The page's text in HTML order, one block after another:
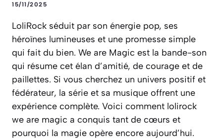
15/11/2025
LoliRock séduit par son énergie pop, ses
héroïnes lumineuses et une promesse simple
qui fait du bien. We are Magic est la bande-son
qui résume cet élan d’amitié, de courage et de
paillettes. Si vous cherchez un univers positif et
fédérateur, la série et sa musique offrent une
expérience complète. Voici comment lolirock
we are magic a conquis tant de cœurs et
pourquoi la magie opère encore aujourd’hui.